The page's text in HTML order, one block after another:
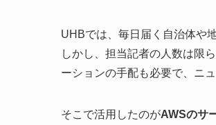
UHBでは、毎日届く自治体や
しかし、担当記者の人数は限
ーションの手配も必要で、ニ
そこで活用したのがAWSのサ